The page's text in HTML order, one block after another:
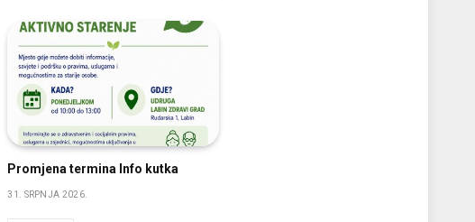
Promjena termina Info kutka
31. SRPNJA 2026.